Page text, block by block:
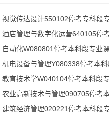
视觉传达设计550102停考专科段
酒店管理与数字化运营640105停
自动化W080801停考本科段专业
机电设备与管理Y080338停考本
教育技术学W040104停考本科段
农业高新技术与管理090705停考
建筑经济管理020221停考本科段